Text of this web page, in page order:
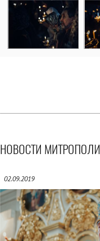
НОВОСТИ
02.09.2019